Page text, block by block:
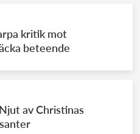
kritik mot
beteende
av Christinas